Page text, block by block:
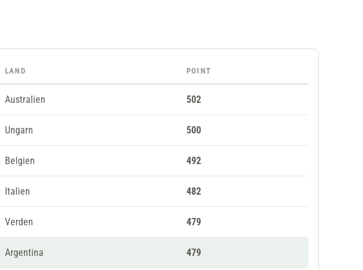
LAND POINT
Australien 502
Ungarn 500
Belgien 492
Italien 482
Verden 479
Argentina 479